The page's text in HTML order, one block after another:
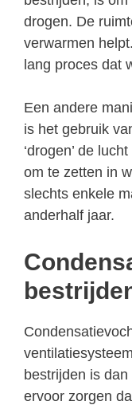
drogen. De
verwarmen
lang proces dat
Een andere
is het gebruik
‘drogen’ de
om te zetten in
slechts enkele
anderhalf jaar.
bestrijden is
ervoor zorgen